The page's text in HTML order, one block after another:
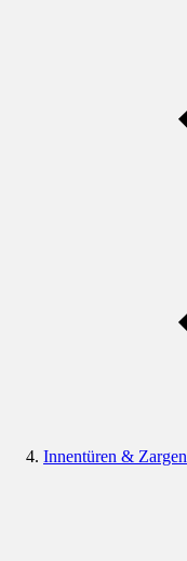
Innentüren & Zargen